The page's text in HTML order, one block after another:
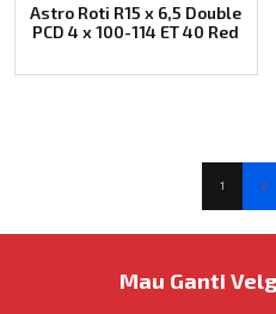
Astro Roti R15 x 6,5 Double
PCD 4 x 100-114 ET 40 Red
1 2
Mau Ganti